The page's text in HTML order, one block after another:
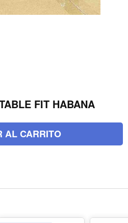
FIT HABANA
AL CARRITO